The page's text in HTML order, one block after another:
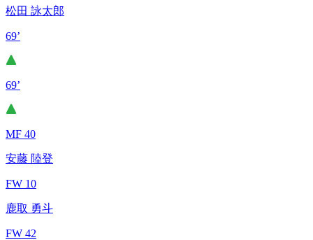
松田 詠太郎
69’
69’
MF 40
安藤 陸登
FW 10
鹿取 勇斗
FW 42